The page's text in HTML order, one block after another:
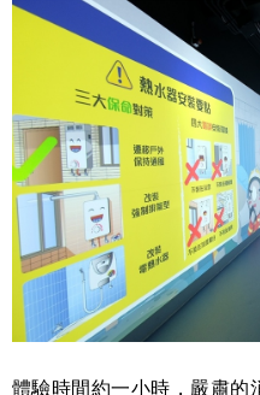
體驗時間約一小時，嚴肅的